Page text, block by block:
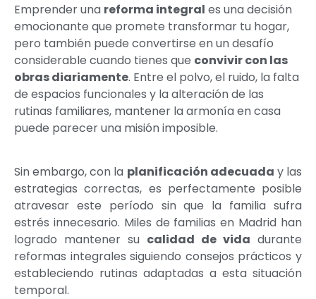
Emprender una reforma integral es una decisión
emocionante que promete transformar tu hogar,
pero también puede convertirse en un desafío
considerable cuando tienes que convivir con las
obras diariamente. Entre el polvo, el ruido, la falta
de espacios funcionales y la alteración de las
rutinas familiares, mantener la armonía en casa
puede parecer una misión imposible.
Sin embargo, con la planificación adecuada y las
estrategias correctas, es perfectamente posible
atravesar este período sin que la familia sufra
estrés innecesario. Miles de familias en Madrid han
logrado mantener su calidad de vida durante
reformas integrales siguiendo consejos prácticos y
estableciendo rutinas adaptadas a esta situación
temporal.